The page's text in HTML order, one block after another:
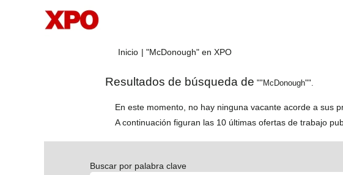
Inicio | "McDonough" en XPO(página
Resultados de búsqueda de ""McDonough"".
En este momento, no hay ninguna vacante acorde a sus
A continuación figuran las 10 últimas ofertas de trabajo
Buscar por palabra clave